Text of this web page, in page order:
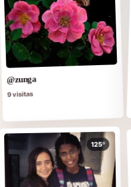
@zunga
9 visitas
125º